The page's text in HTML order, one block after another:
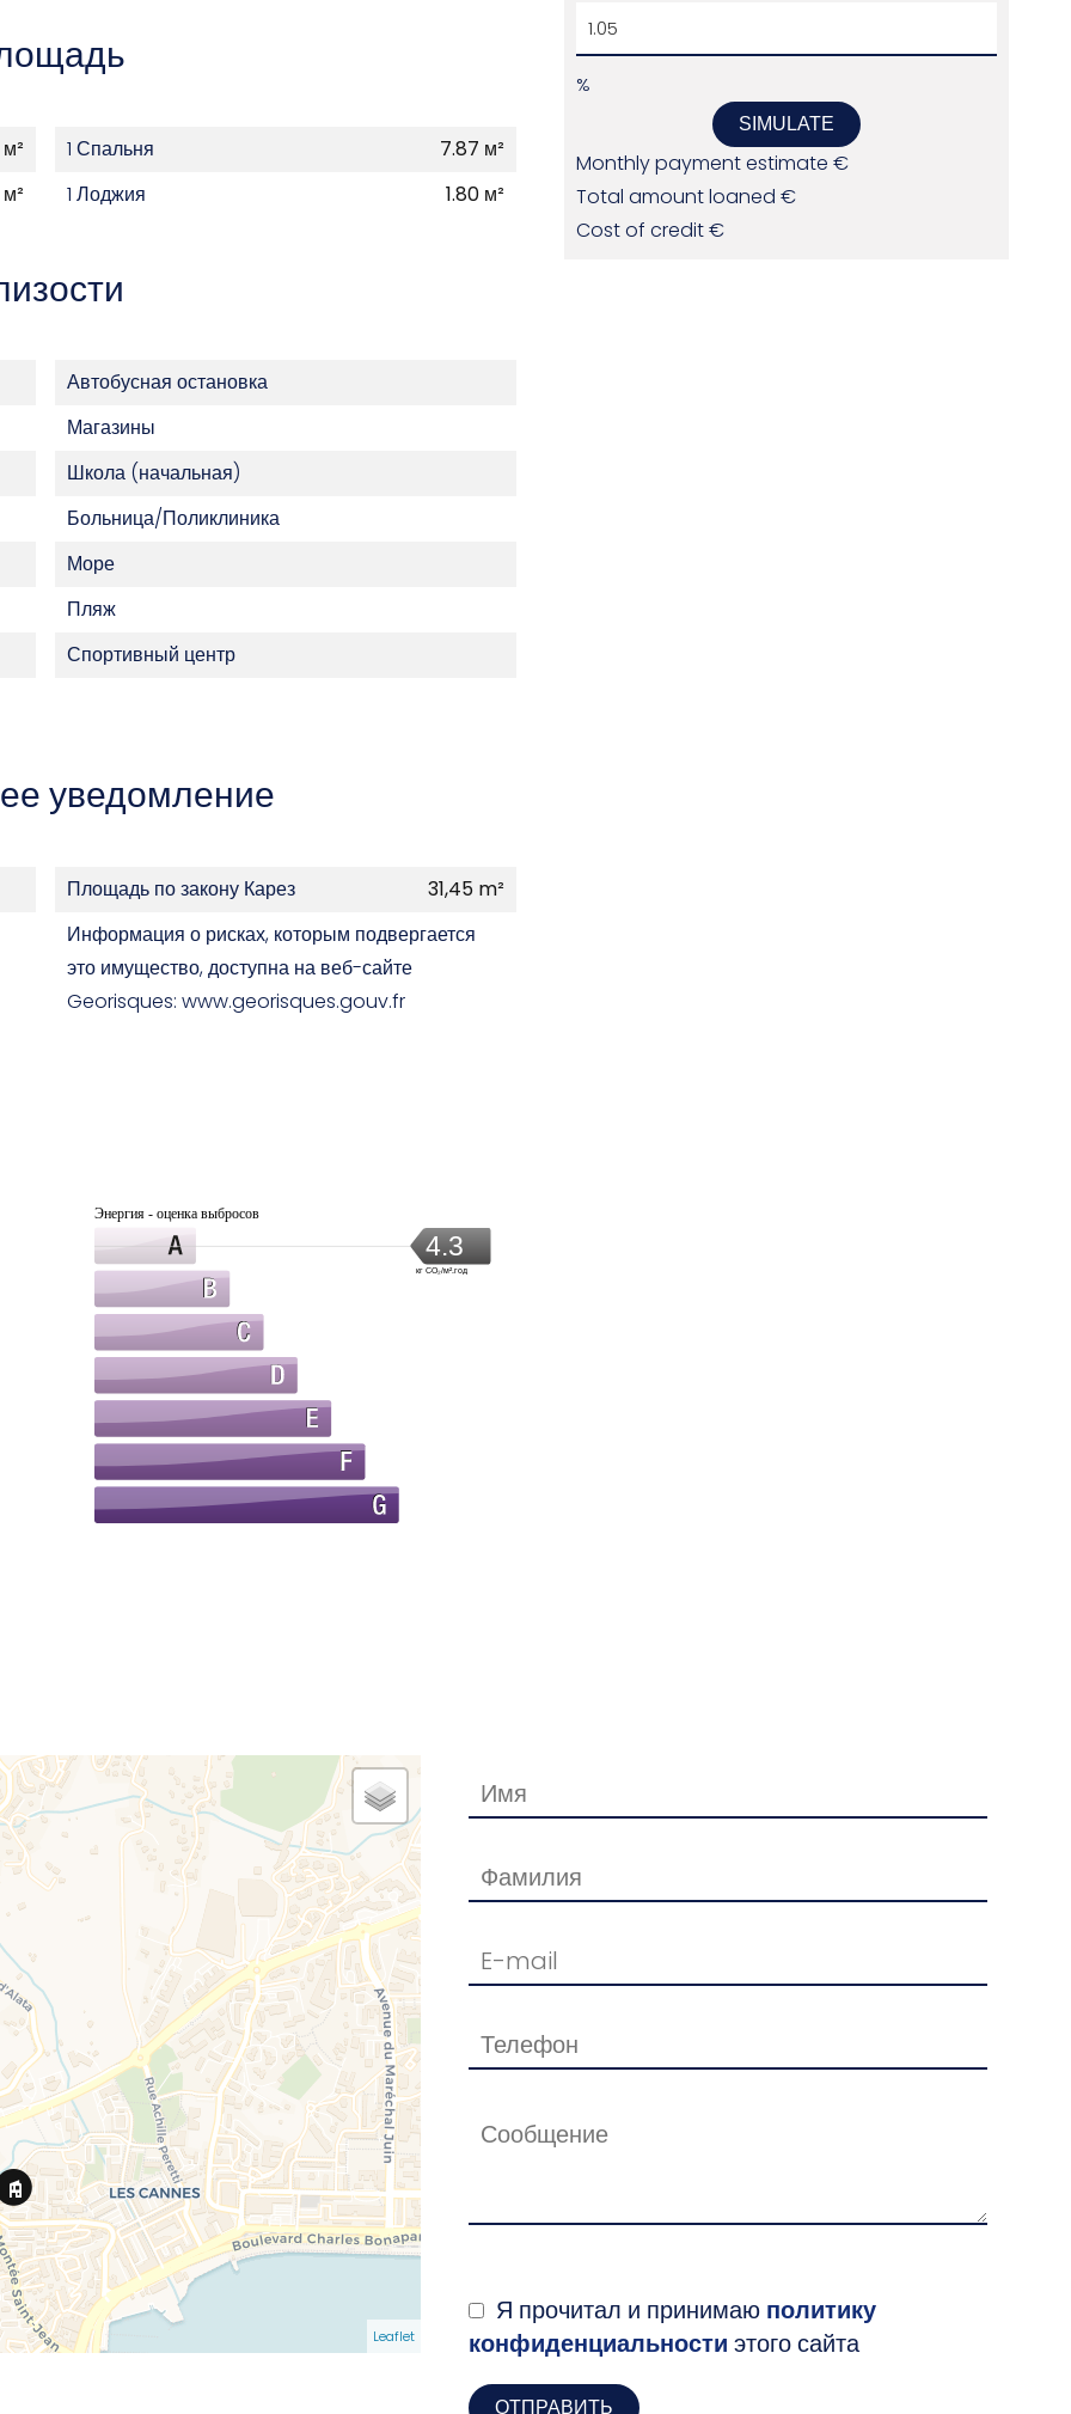
1 Спальня
7.87 м²
1 Лоджия 1.80 м²
Автобусная остановка
Магазины
Школа (начальная)
Больница/Поликлиника
Море
Пляж
Спортивный центр
уведомление
Площадь по закону Карез
31,45 m²
Информация о рисках, которым подвергается
это имущество, доступна на веб-сайте
Georisques: www.georisques.gouv.fr
Энергия - оценка выбросов
4.3
кг CO₂/м².год
%
SIMULATE
Monthly payment estimate €
Total amount loaned €
Cost of credit€
Leaflet
Я прочитал и принимаю политику
конфиденциальности этого сайта
ОТПРАВИТЬ